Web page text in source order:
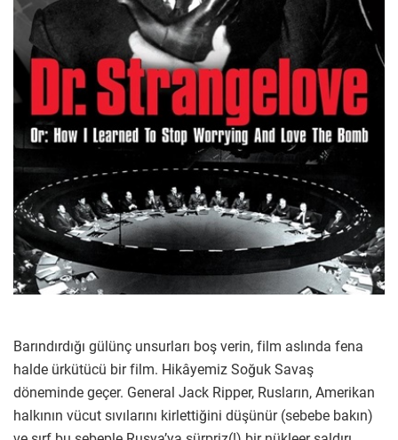
Barındırdığı gülünç unsurları boş verin, film aslında fena
halde ürkütücü bir film. Hikâyemiz Soğuk Savaş
döneminde geçer. General Jack Ripper, Rusların, Amerikan
halkının vücut sıvılarını kirlettiğini düşünür (sebebe bakın)